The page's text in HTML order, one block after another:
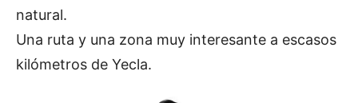
natural.
Una ruta y una zona muy interesante a escasos
kilómetros de Yecla.